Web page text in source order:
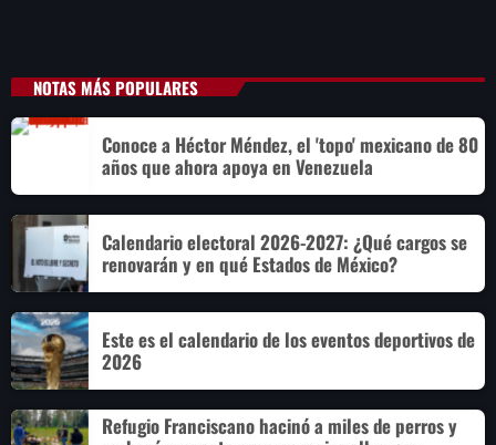
NOTAS MÁS POPULARES
Conoce a Héctor Méndez, el 'topo' mexicano de 80
años que ahora apoya en Venezuela
Calendario electoral 2026-2027: ¿Qué cargos se
renovarán y en qué Estados de México?
Este es el calendario de los eventos deportivos de
2026
Refugio Franciscano hacinó a miles de perros y